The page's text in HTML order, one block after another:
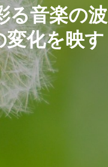
る音楽の波
変化を映す